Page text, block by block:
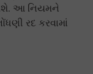
આ નિયમને
રદ કરવામાં